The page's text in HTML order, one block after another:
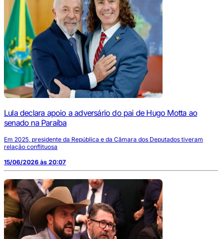
Lula declara apoio a adversário do pai de Hugo Motta ao
senado na Paraíba
Em 2025, presidente da República e da Câmara dos Deputados tiveram
relação conflituosa
15/06/2026 às 20:07